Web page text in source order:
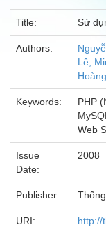
Title: Sử
Authors:
Lê,
Keywords:
PHP
Web
Issue
Date:
2008
Publisher:
URI: http://